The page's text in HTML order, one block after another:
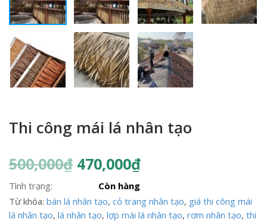
Thi công mái lá nhân tạo
500,000₫ 470,000₫
Tình trạng:
Còn hàng
Từ khóa: bán lá nhân tạo, cỏ trang nhân tạo, giá thi công mái
lá nhân tạo, lá nhân tạo, lợp mái lá nhân tạo, rơm nhân tạo, thi